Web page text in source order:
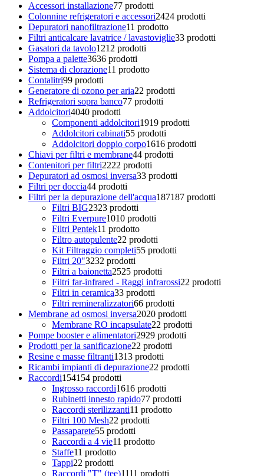
Accessori installazione77 prodotti
Colonnine refrigeratori e accessori2424 prodotti
Depuratori nanofiltrazione11 prodotto
Filtri anticalcare lavatrice / lavastoviglie33 prodotti
Gasatori da tavolo1212 prodotti
Pompa a palette3636 prodotti
Sistema di clorazione11 prodotto
Contalitri99 prodotti
Generatore di ozono per aria22 prodotti
Refrigeratori sopra banco77 prodotti
Addolcitori4040 prodotti
Componenti addolcitori1919 prodotti
Addolcitori cabinati55 prodotti
Addolcitori doppio corpo1616 prodotti
Chiavi per filtri e membrane44 prodotti
Contenitori per filtri2222 prodotti
Depuratori ad osmosi inversa33 prodotti
Filtri per doccia44 prodotti
Filtri per la depurazione dell'acqua187187 prodotti
Filtri BIG2323 prodotti
Filtri Everpure1010 prodotti
Filtri Pentek11 prodotto
Filtro autopulente22 prodotti
Kit Filtraggio completi55 prodotti
Filtri 20"3232 prodotti
Filtri a baionetta2525 prodotti
Filtri far-infrared - Raggi infrarossi22 prodotti
Filtri in ceramica33 prodotti
Filtri remineralizzatori66 prodotti
Membrane ad osmosi inversa2020 prodotti
Membrane RO incapsulate22 prodotti
Pompe booster e alimentatori2929 prodotti
Prodotti per la sanificazione22 prodotti
Resine e masse filtranti1313 prodotti
Ricambi impianti di depurazione22 prodotti
Raccordi154154 prodotti
Ingrosso raccordi1616 prodotti
Rubinetti innesto rapido77 prodotti
Raccordi sterilizzanti11 prodotto
Filtri 100 Mesh22 prodotti
Passaparete55 prodotti
Raccordi a 4 vie11 prodotto
Staffe11 prodotto
Tappi22 prodotti
Raccordi "T" (tee)1111 prodotti